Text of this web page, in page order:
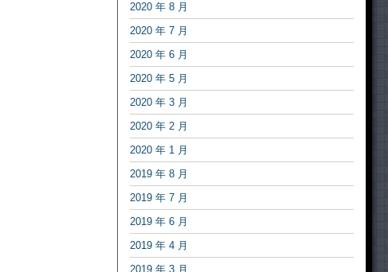
2020 年 8 月
2020 年 7 月
2020 年 6 月
2020 年 5 月
2020 年 3 月
2020 年 2 月
2020 年 1 月
2019 年 8 月
2019 年 7 月
2019 年 6 月
2019 年 4 月
2019 年 3 月